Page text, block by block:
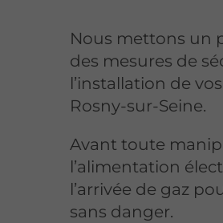
Nous mettons un
des mesures de
l’installation de
Rosny-sur-Seine.
Avant toute
l’alimentation
l’arrivée de gaz
sans danger.